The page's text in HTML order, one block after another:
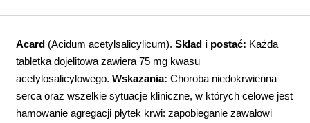
Acard (Acidum acetylsalicylicum).Skład i postać: Każda
tabletka dojelitowa zawiera 75 mg kwasu
acetylosalicylowego.Wskazania: Choroba niedokrwienna
serca oraz wszelkie sytuacje kliniczne, w których celowe jest
hamowanie agregacji płytek krwi: zapobieganie zawałowi